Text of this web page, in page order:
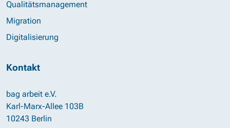
Qualitätsmanagement
Migration
Digitalisierung
Kontakt
bag arbeit e.V.
Karl-Marx-Allee 103B
10243 Berlin